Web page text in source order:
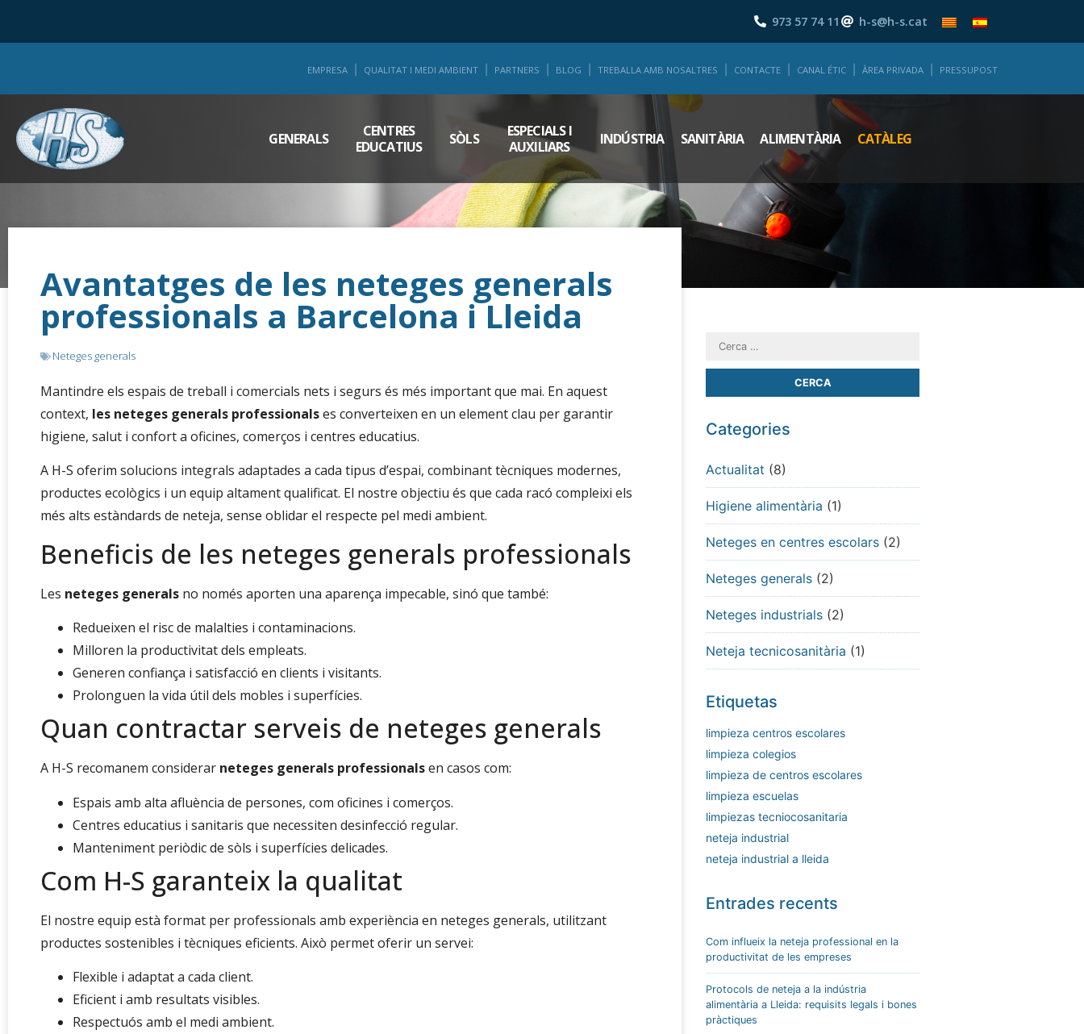
973 57 74 11 h-s@h-s.cat
EMPRESA QUALITAT I MEDI AMBIENT PARTNERS BLOG TREBALLA AMB NOSALTRES CONTACTE CANAL ÉTIC ÀREA PRIVADA PRESSUPOST
GENERALS
CENTRES
EDUCATIUS
SÒLS
ESPECIALS I
AUXILIARS
INDÚSTRIA SANITÀRIA ALIMENTÀRIA CATÀLEG
Avantatges de les neteges generals
professionals a Barcelona i Lleida
Neteges generals
Mantindre els espais de treball i comercials nets i segurs és més important que mai. En aquest
context, les neteges generals professionalses converteixen en un element clau per garantir
higiene, salut i confort a oficines, comerços i centres educatius.
A H-S oferim solucions integrals adaptades a cada tipus d’espai, combinant tècniques modernes,
productes ecològics i un equip altament qualificat. El nostre objectiu és que cada racó compleixi els
més alts estàndards de neteja, sense oblidar el respecte pel medi ambient.
Beneficis de les neteges generals professionals
Les neteges generals no només aporten una aparença impecable, sinó que també:
Redueixen el risc de malalties i contaminacions.
Milloren la productivitat dels empleats.
Generen confiança i satisfacció en clients i visitants.
Prolonguen la vida útil dels mobles i superfícies.
Quan contractar serveis de neteges generals
A H-S recomanem considerar neteges generals professionalsen casos com:
Espais amb alta afluència de persones, com oficines i comerços.
Centres educatius i sanitaris que necessiten desinfecció regular.
Manteniment periòdic de sòls i superfícies delicades.
Com H-S garanteix la qualitat
El nostre equip està format per professionals amb experiència en neteges generals, utilitzant
productes sostenibles i tècniques eficients. Això permet oferir un servei:
Flexible i adaptat a cada client.
Eficient i amb resultats visibles.
Respectuós amb el medi ambient.
Categories
Actualitat (8)
Higiene alimentària (1)
Neteges en centres escolars (2)
Neteges generals (2)
Neteges industrials (2)
Neteja tecnicosanitària (1)
Etiquetas
limpieza centros escolares
limpieza colegios
limpieza de centros escolares
limpieza escuelas
limpiezas tecniocosanitaria
neteja industrial
neteja industrial a lleida
Entrades recents
Com influeix la neteja professional en la
productivitat de les empreses
Protocols de neteja a la indústria
alimentària a Lleida: requisits legals i bones
pràctiques